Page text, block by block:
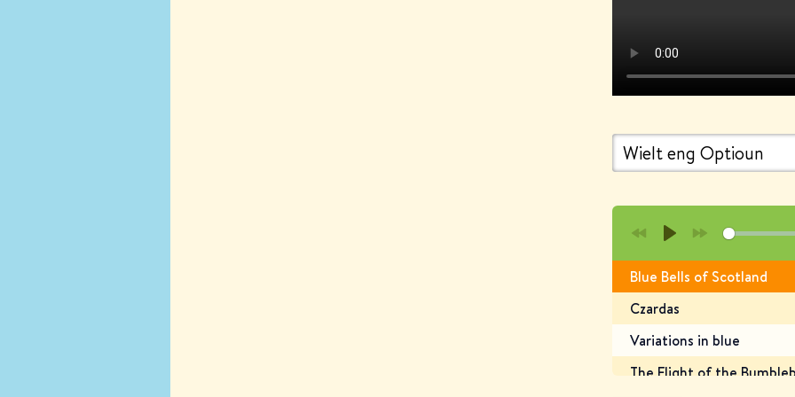
l
a
y
Blue Bells of Scotland
Czardas
Variations in blue
The Flight of the